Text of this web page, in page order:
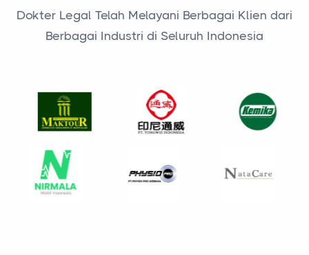
Berbagai Industri di Seluruh Indonesia